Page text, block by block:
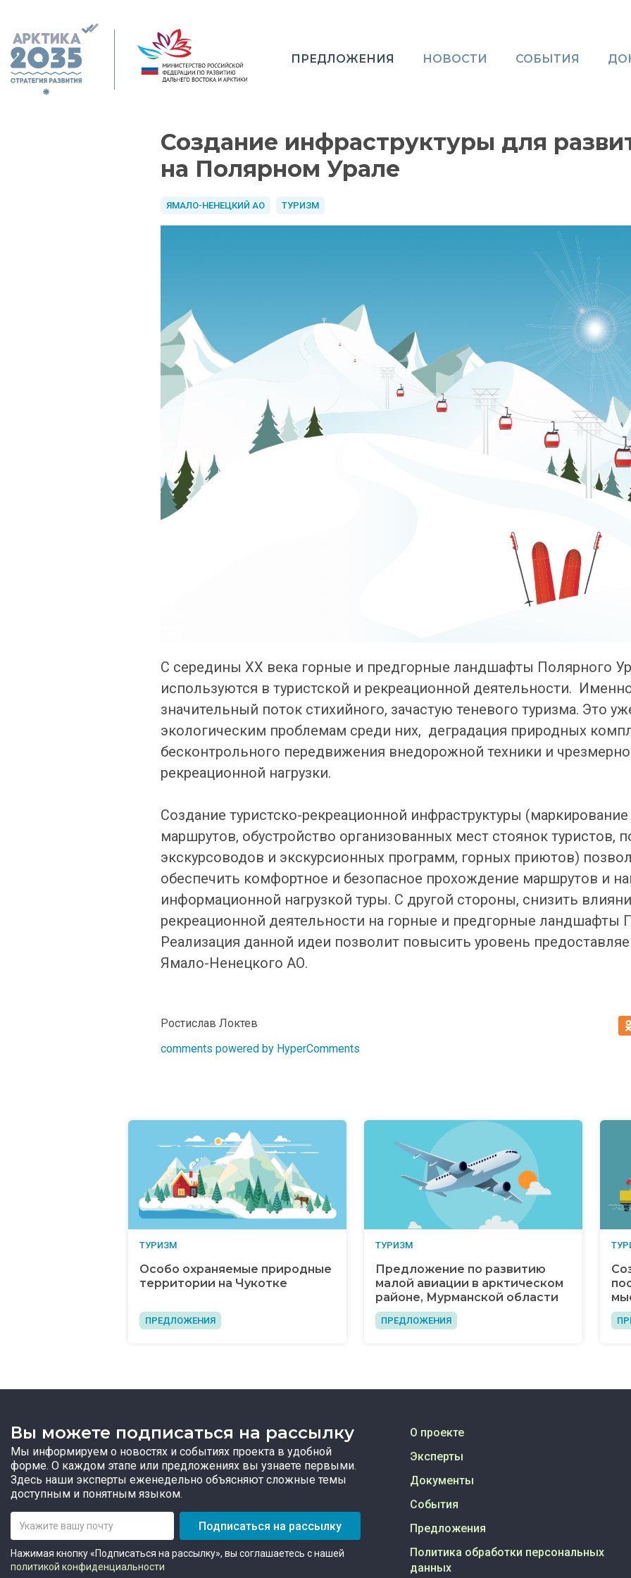
ПРЕДЛОЖЕНИЯ НОВОСТИ СОБЫТИЯ
Создание инфраструктуры для
на Полярном Урале
ЯМАЛО-НЕНЕЦКИЙ АО ТУРИЗМ
С середины ХХ века горные и предгорные ландшафты Полярного
используются в туристской и рекреационной деятельности.
значительный поток стихийного, зачастую теневого туризма. Это
экологическим проблемам среди них, деградация природных
бесконтрольного передвижения внедорожной техники и
рекреационной нагрузки.
Создание туристско-рекреационной инфраструктуры (маркирование
маршрутов, обустройство организованных мест стоянок туристов,
экскурсоводов и экскурсионных программ, горных приютов)
обеспечить комфортное и безопасное прохождение маршрутов и
информационной нагрузкой туры. С другой стороны, снизить
рекреационной деятельности на горные и предгорные ландшафты
Реализация данной идеи позволит повысить уровень
Ямало-Ненецкого АО.
Ростислав Локтев
comments powered by HyperComments
ТУРИЗМ
Особо охраняемые природные
территории на Чукотке
ПРЕДЛОЖЕНИЯ
ТУРИЗМ
Предложение по развитию
малой авиации в арктическом
районе, Мурманской области
ПРЕДЛОЖЕНИЯ
Вы можете подписаться на рассылку
Мы информируем о новостях и событиях проекта в удобной
форме. О каждом этапе или предложениях вы узнаете первыми.
Здесь наши эксперты еженедельно объясняют сложные темы
доступным и понятным языком.
Подписаться на рассылку
Нажимая кнопку «Подписаться на рассылку», вы соглашаетесь с нашей
политикой конфиденциальности
О проекте
Эксперты
Документы
События
Предложения
Политика обработки персональных
данных